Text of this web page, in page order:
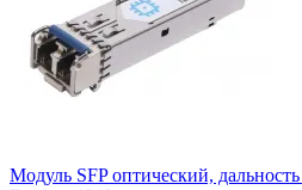
Модуль SFP оптический,